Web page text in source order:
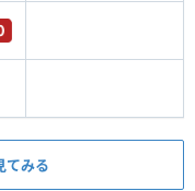
てみる